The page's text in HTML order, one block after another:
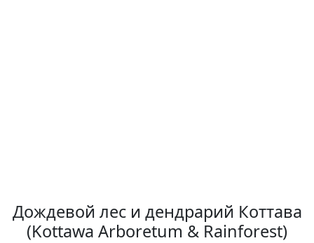
Дождевой лес и дендрарий Коттава
(Kottawa Arboretum & Rainforest)